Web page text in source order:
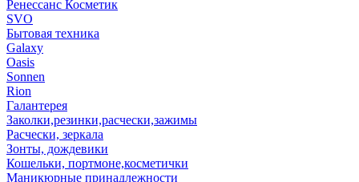
Ренессанс Косметик
SVO
Бытовая техника
Galaxy
Oasis
Sonnen
Rion
Галантерея
Заколки,резинки,расчески,зажимы
Расчески, зеркала
Зонты, дождевики
Кошельки, портмоне,косметички
Маникюрные принадлежности